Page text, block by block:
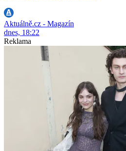
Aktuálně.cz - Magazín
dnes, 18:22
Reklama